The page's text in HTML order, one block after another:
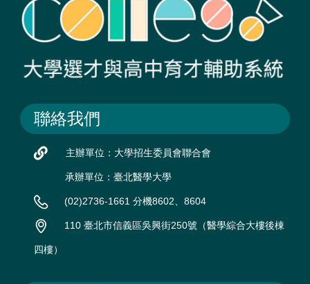
聯絡我們
主辦單位：大學招生委員會聯合會
承辦單位：臺北醫學大學
(02)2736-1661 分機8602、8604
110 臺北市信義區吳興街250號（醫學綜合大樓後棟
四樓）